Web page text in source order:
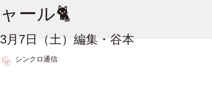
ャール🐈
3月7日（土）編集・谷本
シンクロ通信